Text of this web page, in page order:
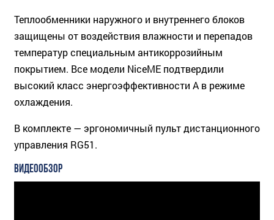
Теплообменники наружного и внутреннего блоков
защищены от воздействия влажности и перепадов
температур специальным антикоррозийным
покрытием. Все модели NiceME подтвердили
высокий класс энергоэффективности A в режиме
охлаждения.
В комплекте — эргономичный пульт дистанционного
управления RG51.
ВИДЕООБЗОР